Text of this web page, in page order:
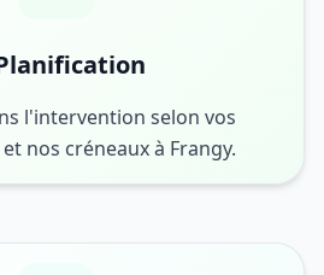
l'intervention selon vos
nos créneaux à Frangy.